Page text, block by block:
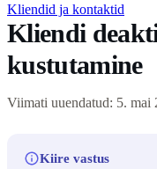
Kliendid ja kontaktid
Kliendi
kustutamine
Viimati uuendatud: 5. mai
Kiire vastus